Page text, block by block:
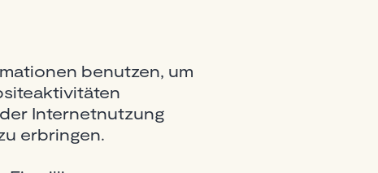
benutzen, um
Internetnutzung
erbringen.